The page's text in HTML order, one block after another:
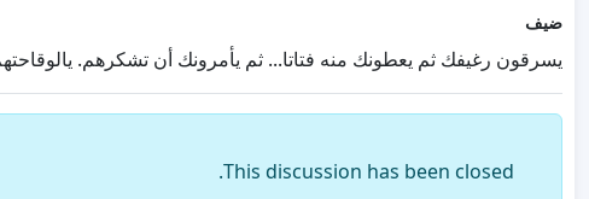
ضيف
يسرقون رغيفك ثم يعطونك منه فتاتا... ثم يأمرونك أن تشكرهم.
This discussion has been closed.